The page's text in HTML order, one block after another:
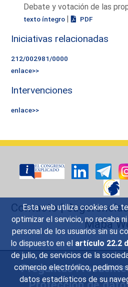
Esta web utiliza cookies de
optimizar el servicio, no recaba
personal de los usuarios sin su
lo dispuesto en el artículo 22.2
de julio, de servicios de la
comercio electrónico, pedimos
datos estadísticos de su
Debate y votación de las
texto íntegro | PDF
Iniciativas relacionadas
212/002981/0000
enlace>>
Intervenciones
enlace>>
Contacto|
Mapa
Preguntas
Protección de